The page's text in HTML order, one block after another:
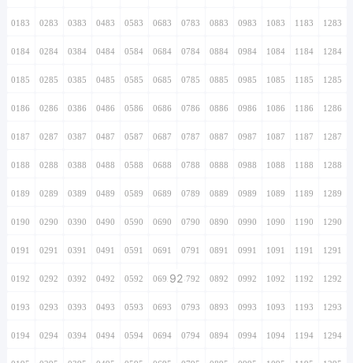
0183 0283 0383 0483 0583 0683 0783 0883 0983 1083 1183 1283
0184 0284 0384 0484 0584 0684 0784 0884 0984 1084 1184 1284
0185 0285 0385 0485 0585 0685 0785 0885 0985 1085 1185 1285
0186 0286 0386 0486 0586 0686 0786 0886 0986 1086 1186 1286
0187 0287 0387 0487 0587 0687 0787 0887 0987 1087 1187 1287
0188 0288 0388 0488 0588 0688 0788 0888 0988 1088 1188 1288
0189 0289 0389 0489 0589 0689 0789 0889 0989 1089 1189 1289
0190 0290 0390 0490 0590 0690 0790 0890 0990 1090 1190 1290
0191 0291 0391 0491 0591 0691 0791 0891 0991 1091 1191 1291
0192 0292 0392 0492 0592 0692920792 0892 0992 1092 1192 1292
0193 0293 0393 0493 0593 0693 0793 0893 0993 1093 1193 1293
0194 0294 0394 0494 0594 0694 0794 0894 0994 1094 1194 1294